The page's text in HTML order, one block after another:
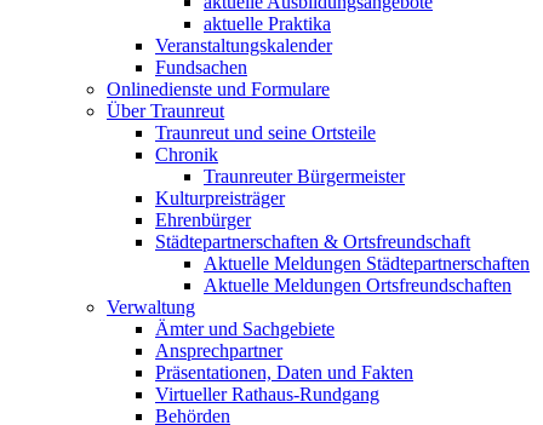
aktuelle Praktika
Veranstaltungskalender
Fundsachen
Onlinedienste und Formulare
Über Traunreut
Traunreut und seine Ortsteile
Chronik
Traunreuter Bürgermeister
Kulturpreisträger
Ehrenbürger
Städtepartnerschaften & Ortsfreundschaft
Aktuelle Meldungen Städtepartnerschaften
Aktuelle Meldungen Ortsfreundschaften
Verwaltung
Ämter und Sachgebiete
Ansprechpartner
Präsentationen, Daten und Fakten
Virtueller Rathaus-Rundgang
Behörden